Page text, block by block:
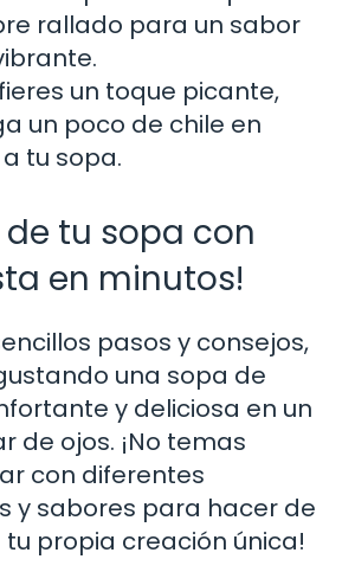
rallado para un sabor
un toque picante,
un poco de chile en
tu sopa.
de tu sopa con
en minutos!
pasos y consejos,
una sopa de
y deliciosa en un
de ojos. ¡No temas
con diferentes
y sabores para hacer de
propia creación única!